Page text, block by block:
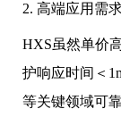
2. 高端应用需
HXS虽然单价
护响应时间＜
等关键领域可